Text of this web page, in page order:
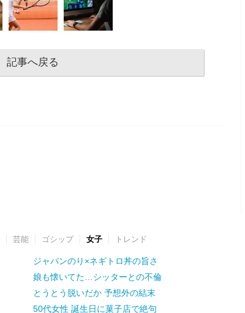
記事へ戻る
芸能 ゴシップ 女子 トレンド
ジャバンのり×ネギトロ丼の旨さ
娘も懐いてた…シッターとの不倫
とうとう脱いだか 予想外の結末
50代女性 誕生日に菓子店で絶句